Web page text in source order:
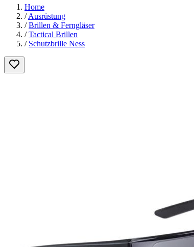
Home
/ Ausrüstung
/ Brillen & Ferngläser
/ Tactical Brillen
/ Schutzbrille Ness